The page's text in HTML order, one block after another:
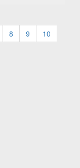
8 9
10